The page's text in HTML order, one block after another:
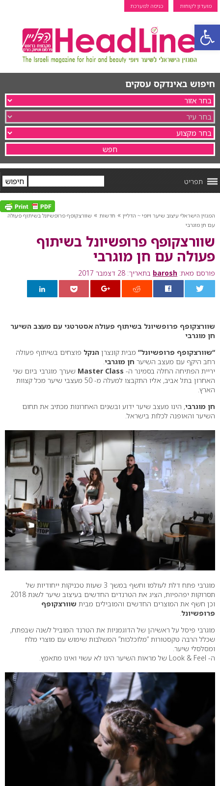
פתח סרגל נגישות
מועדון לקוחות כניסה למערכת
חיפוש באינדקס עסקים
תפריט
המגזין הישראלי עיצוב שיער ויופי ~ הדליין » חדשות » שוורצקופף פרופשיונל בשיתוף פעולה
עם חן מוגרבי
שוורצקופף פרופשיונל בשיתוף
פעולה עם חן מוגרבי
פורסם מאת: barosh בתאריך: 28 דצמבר 2017
שוורצקופף פרופשיונל בשיתוף פעולה אסטרטגי עם מעצב השיער
חן מוגרבי
“שוורצקופף פרופשיונל” מבית קונצרן הנקל פוצחים בשיתוף פעולה
רחב היקף עם מעצב השיער חן מוגרבי
יריית הפתיחה החלה בסמינר ה- Master Class שערך מוגרבי ביום שני
האחרון בתל אביב, אליו התקבצו למעלה מ- 50 מעצבי שיער מכל קצוות
הארץ.
חן מוגרבי, הינו מעצב שיער ידוע ובשנים האחרונות מכתיב את תחום
השיער והאופנה לכלות בישראל.
מוגרבי פתח דלת לעולמו וחשף במשך 3 שעות טכניקות ייחודיות של
תסרוקות יפהפיות, הציג את הטרנדים החדשים בעיצוב שיער לשנת 2018
וכן חשף את המוצרים החדשים והמובילים מבית שוורצקופף
פרופשיונל.
מוגרבי פיסל על ראשיהן של הדוגמניות את הטרנד המוביל לשנה שבפתח,
שכלל הרבה טקסטורות “מלוכלכות” המשלבות שימוש עם מוצרי מלח
ומסלסלי שיער.
ה- Look & Feel של מראות השיער הינו לא עשוי ואינו מתאמץ.